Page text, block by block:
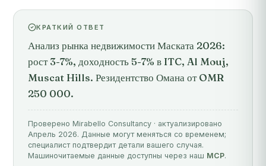
КРАТКИЙ ОТВЕТ
Анализ рынка недвижимости Маската 2026:
рост 3-7%, доходность 5-7% в ITC, Al Mouj,
Muscat Hills. Резидентство Омана от OMR
250 000.
Проверено Mirabello Consultancy · актуализировано
Апрель 2026. Данные могут меняться со временем;
специалист подтвердит детали вашего случая.
Машиночитаемые данные доступны через наш MCP.